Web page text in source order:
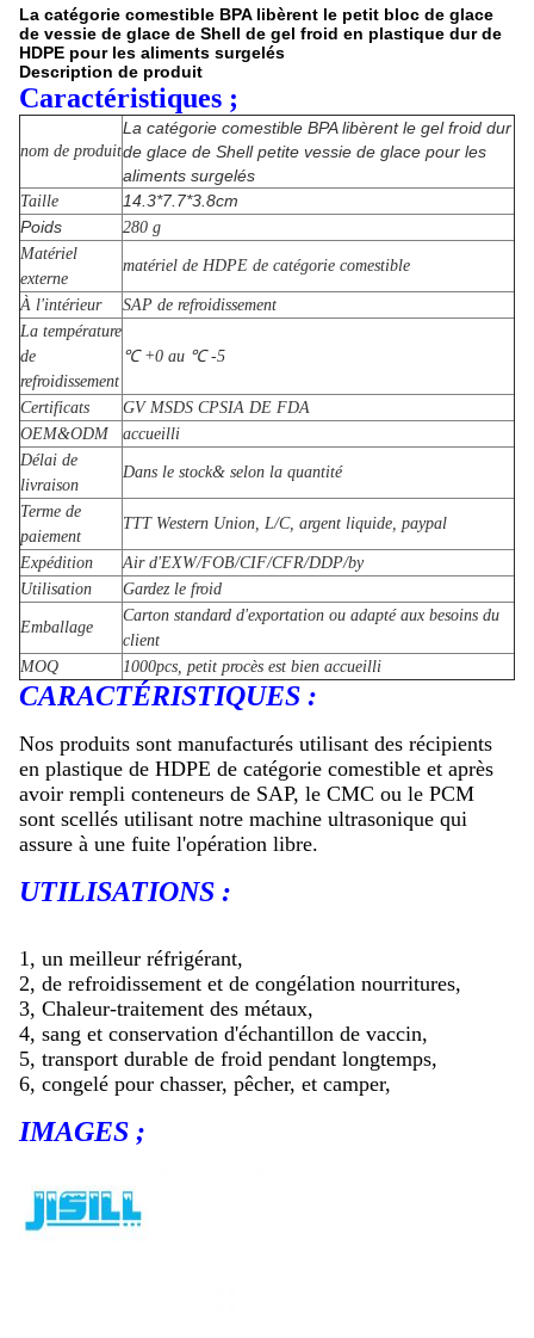
La catégorie comestible BPA libèrent le petit bloc de glace
de vessie de glace de Shell de gel froid en plastique dur de
HDPE pour les aliments surgelés
Description de produit
Caractéristiques ;
nom de produit
La catégorie comestible BPA libèrent le gel froid dur
de glace de Shell petite vessie de glace pour les
aliments surgelés
Taille
14.3*7.7*3.8cm
Poids
280 g
Matériel
externe
matériel de HDPE de catégorie comestible
À l'intérieur
SAP de refroidissement
La température
de
refroidissement
℃ +0 au ℃ -5
Certificats
GV MSDS CPSIA DE FDA
OEM&ODM
accueilli
Délai de
livraison
Dans le stock& selon la quantité
Terme de
paiement
TTT Western Union, L/C, argent liquide, paypal
Expédition
Air d'EXW/FOB/CIF/CFR/DDP/by
Utilisation
Gardez le froid
Emballage
Carton standard d'exportation ou adapté aux besoins du
client
MOQ
1000pcs, petit procès est bien accueilli
CARACTÉRISTIQUES :
Nos produits sont manufacturés utilisant des récipients
en plastique de HDPE de catégorie comestible et après
avoir rempli conteneurs de SAP, le CMC ou le PCM
sont scellés utilisant notre machine ultrasonique qui
assure à une fuite l'opération libre.
UTILISATIONS :
1, un meilleur réfrigérant,
2, de refroidissement et de congélation nourritures,
3, Chaleur-traitement des métaux,
4, sang et conservation d'échantillon de vaccin,
5, transport durable de froid pendant longtemps,
6, congelé pour chasser, pêcher, et camper,
IMAGES ;